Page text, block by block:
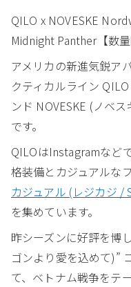
QILO x NOVESKE
Midnight Panther【数量
アメリカの新進気鋭ア
クティカルライン
ンド NOVESKE (ノベ
です。
QILOはInstagramなど
格装備とカジュアルな
カジュアル (レジカジ /
を集めています。
昨シーズンに好評を博
ゴンより愛を込めて)”
て、ベトナム戦争をテ